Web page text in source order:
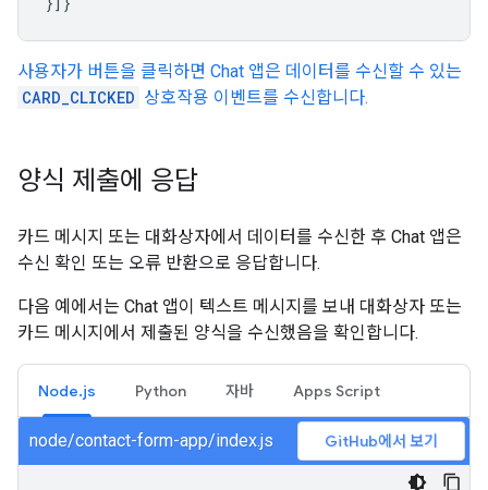
사용자가 버튼을 클릭하면 Chat 앱은 데이터를 수신할 수 있는
CARD_CLICKED 상호작용 이벤트를 수신합니다.
양식 제출에 응답
카드 메시지 또는 대화상자에서 데이터를 수신한 후 Chat 앱은
수신 확인 또는 오류 반환으로 응답합니다.
다음 예에서는 Chat 앱이 텍스트 메시지를 보내 대화상자 또는
카드 메시지에서 제출된 양식을 수신했음을 확인합니다.
Node.js Python 자바 Apps Script
node/contact-form-app/index.js GitHub에서 보기